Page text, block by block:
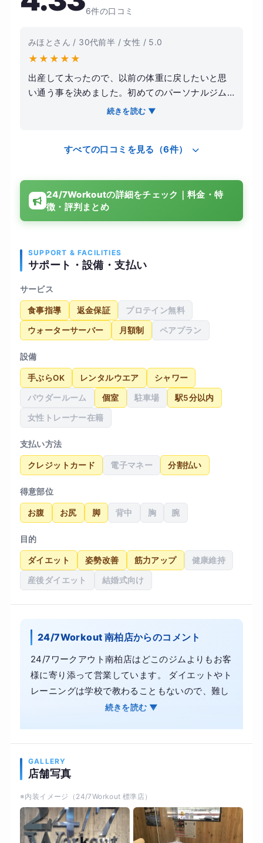
6件の口コミ
みほとさん / 30代前半 / 女性 / 5.0
★ ★ ★ ★ ★
出産して太ったので、以前の体重に戻したいと思
い通う事を決めました。初めてのパーソナルジム
でしたが、選んで良かったです。当人の目標や悩
付く事が出来ました。マンツーマンで指導して頂
取り組めました。費用も比較的リーズナブルで、
金銭的な負担が少ないです。綺麗に引き締まっ
た、健康的な体型になれました。
続きを読む ▼
すべての口コミを見る（6件）
24/7Workoutの詳細をチェック｜料金・特
徴・評判まとめ
SUPPORT & FACILITIES
サポート・設備・支払い
サービス
食事指導 返金保証 プロテイン無料
ウォーターサーバー 月額制 ペアプラン
設備
手ぶらOK レンタルウエア シャワー
パウダールーム 個室 駐車場 駅5分以内
女性トレーナー在籍
支払い方法
クレジットカード 電子マネー 分割払い
得意部位
お腹 お尻 脚 背中 胸 腕
目的
ダイエット 姿勢改善 筋力アップ 健康維持
産後ダイエット 結婚式向け
24/7Workout 南柏店からのコメント
24/7ワークアウト南柏店はどこのジムよりもお客
様に寄り添って営業しています。 ダイエットやト
レーニングは学校で教わることもないので、難し
いと思われる方や分からず辞めてしまうという方
ットホームなジムとなっております。また、
までダイエットが上手くいかなかった。。ジムに
何回も入会しているが続かない。。 そんなお客様
でも継続して通うことができる、最高の結果に導
続きを読む ▼
GALLERY
店舗写真
※内装イメージ（24/7Workout 標準店）